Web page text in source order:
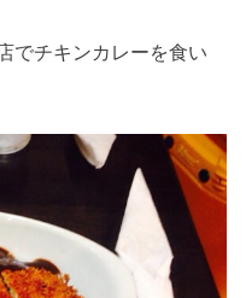
でチキンカレーを食い